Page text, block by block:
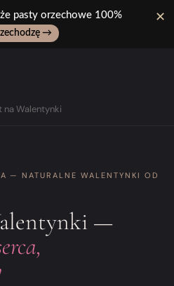
✕
pasty orzechowe 100%
→
na Walentynki
— NATURALNE WALENTYNKI OD
—